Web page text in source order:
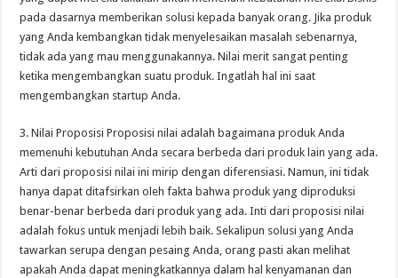
pada dasarnya memberikan solusi kepada banyak orang. Jika produk
yang Anda kembangkan tidak menyelesaikan masalah sebenarnya,
tidak ada yang mau menggunakannya. Nilai merit sangat penting
ketika mengembangkan suatu produk. Ingatlah hal ini saat
mengembangkan startup Anda.
3. Nilai Proposisi Proposisi nilai adalah bagaimana produk Anda
memenuhi kebutuhan Anda secara berbeda dari produk lain yang ada.
Arti dari proposisi nilai ini mirip dengan diferensiasi. Namun, ini tidak
hanya dapat ditafsirkan oleh fakta bahwa produk yang diproduksi
benar-benar berbeda dari produk yang ada. Inti dari proposisi nilai
adalah fokus untuk menjadi lebih baik. Sekalipun solusi yang Anda
tawarkan serupa dengan pesaing Anda, orang pasti akan melihat
apakah Anda dapat meningkatkannya dalam hal kenyamanan dan